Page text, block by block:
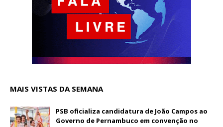
MAIS VISTAS DA SEMANA
PSB oficializa candidatura de João Campos ao
Governo de Pernambuco em convenção no